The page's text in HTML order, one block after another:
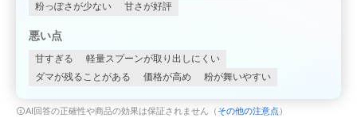
粉っぽさが少ない
甘さが好評
悪い点
甘すぎる
軽量スプーンが取り出しにくい
ダマが残ることがある
価格が高め 粉が舞いやすい
AI回答の正確性や商品の効果は保証されません（ その他の注意点 ）